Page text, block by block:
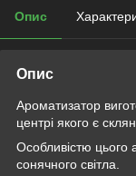
Опис
Опис
Ароматизатор
центрі якого є
Особливістю цього
сонячного світла.